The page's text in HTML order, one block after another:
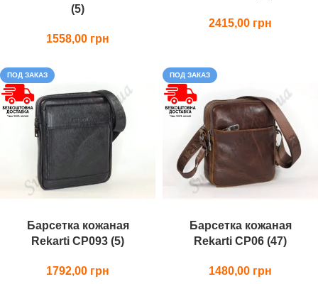
(5)
1558,00
2415,00
ПОД ЗАКАЗ
Барсетка кожаная
Rekarti СР093 (5)
1792,00
ПОД ЗАКАЗ
Барсетка кожаная
Rekarti СР06 (47)
1480,00